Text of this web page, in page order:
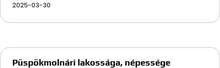
2025-03-30
Püspökmolnári lakossága, népessége